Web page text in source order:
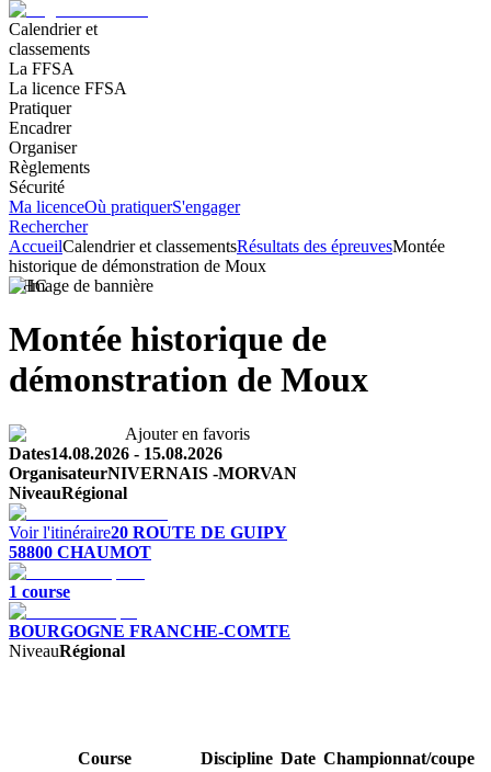
Calendrier et
classements
La FFSA
La licence FFSA
Pratiquer
Encadrer
Organiser
Règlements
Sécurité
Ma licenceOù pratiquerS'engager
Rechercher
AccueilCalendrier et classementsRésultats des épreuvesMontée
historique de démonstration de Moux
VHC
Montée historique de
démonstration de Moux
Ajouter en favoris
Dates14.08.2026 - 15.08.2026
OrganisateurNIVERNAIS -MORVAN
NiveauRégional
Voir l'itinéraire20 ROUTE DE GUIPY
58800 CHAUMOT
1 course
BOURGOGNE FRANCHE-COMTE
NiveauRégional
Course Discipline Date Championnat/coupe